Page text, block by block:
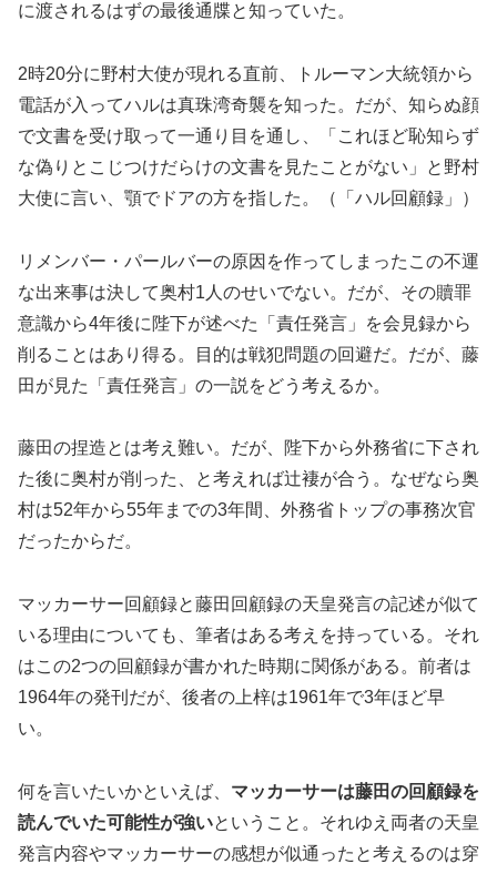
に渡されるはずの最後通牒と知っていた。
2時20分に野村大使が現れる直前、トルーマン大統領から
電話が入ってハルは真珠湾奇襲を知った。だが、知らぬ顔
で文書を受け取って一通り目を通し、「これほど恥知らず
な偽りとこじつけだらけの文書を見たことがない」と野村
大使に言い、顎でドアの方を指した。（「ハル回顧録」）
リメンバー・パールバーの原因を作ってしまったこの不運
な出来事は決して奥村1人のせいでない。だが、その贖罪
意識から4年後に陛下が述べた「責任発言」を会見録から
削ることはあり得る。目的は戦犯問題の回避だ。だが、藤
田が見た「責任発言」の一説をどう考えるか。
藤田の捏造とは考え難い。だが、陛下から外務省に下され
た後に奥村が削った、と考えれば辻褄が合う。なぜなら奥
村は52年から55年までの3年間、外務省トップの事務次官
だったからだ。
マッカーサー回顧録と藤田回顧録の天皇発言の記述が似て
いる理由についても、筆者はある考えを持っている。それ
はこの2つの回顧録が書かれた時期に関係がある。前者は
1964年の発刊だが、後者の上梓は1961年で3年ほど早
い。
何を言いたいかといえば、 マッカーサーは藤田の回顧録を
読んでいた可能性が強いということ。それゆえ両者の天皇
発言内容やマッカーサーの感想が似通ったと考えるのは穿